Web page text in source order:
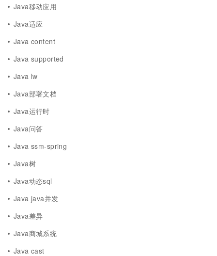
Java移动应用
Java适应
Java content
Java supported
Java lw
Java部署文档
Java运行时
Java问答
Java ssm-spring
Java树
Java动态sql
Java java并发
Java差异
Java商城系统
Java cast